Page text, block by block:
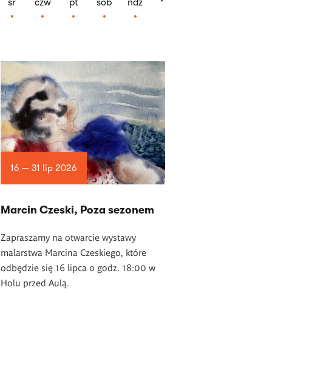
śr
czw
pt
sob
ndz
16 — 31 lip 2026
Marcin Czeski, Poza sezonem
Zapraszamy na otwarcie wystawy
malarstwa Marcina Czeskiego, które
odbędzie się 16 lipca o godz. 18:00 w
Holu przed Aulą.